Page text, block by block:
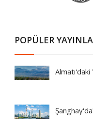
POPÜLER